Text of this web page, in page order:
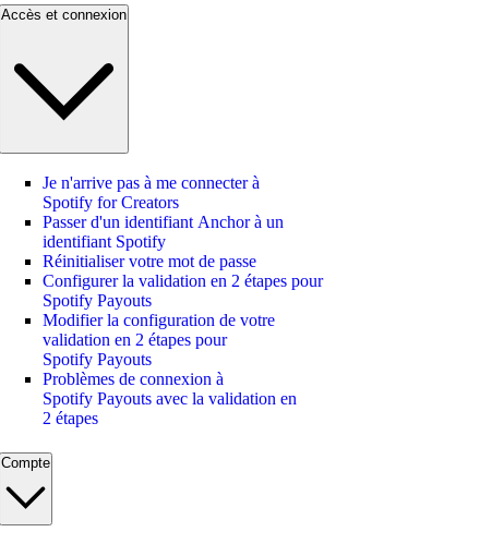
Accès et connexion
Je n'arrive pas à me connecter à
Spotify for Creators
Passer d'un identifiant Anchor à un
identifiant Spotify
Réinitialiser votre mot de passe
Configurer la validation en 2 étapes pour
Spotify Payouts
Modifier la configuration de votre
validation en 2 étapes pour
Spotify Payouts
Problèmes de connexion à
Spotify Payouts avec la validation en
2 étapes
Compte